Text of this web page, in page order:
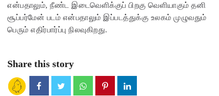
என்பதாலும், நீண்ட இடைவெளிக்குப் பிறகு வெளியாகும் தனி
சூப்பர்மேன் படம் என்பதாலும் இப்படத்துக்கு உலகம் முழுவதும்
பெரும் எதிர்பார்ப்பு நிலவுகிறது.
Share this story